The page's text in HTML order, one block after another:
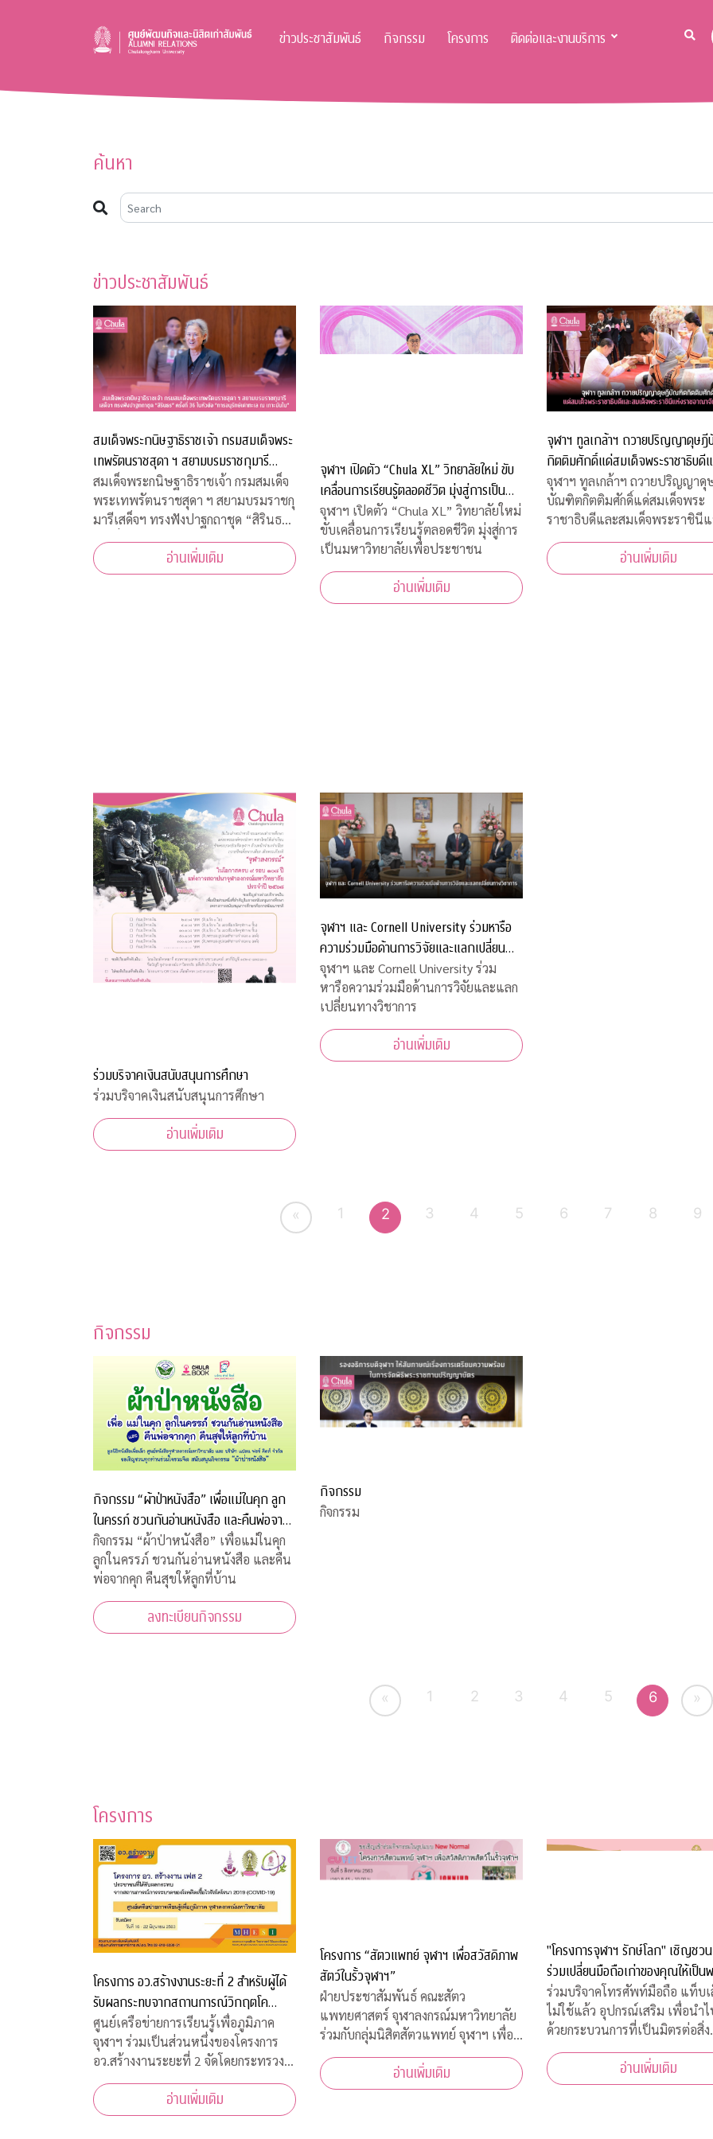
ข่าวประชาสัมพันธ์ กิจกรรม โครงการ ติดต่อและงานบริการ
ค้นหา
ข่าวประชาสัมพันธ์
สมเด็จพระกนิษฐาธิราชเจ้า กรมสมเด็จพระ
เทพรัตนราชสุดา ฯ สยามบรมราชกุมารี
เสด็จฯ ทรงฟังปาฐกถาชุด “สิรินธร” ครั้งที่
36 ในหัวข้อ “การอนุรักษ์เต่าทะเล ณ เกาะ
มันใน”
สมเด็จพระกนิษฐาธิราชเจ้า กรมสมเด็จ
พระเทพรัตนราชสุดา ฯ สยามบรมราชกุ
มารีเสด็จฯ ทรงฟังปาฐกถาชุด “สิรินธร”
ครั้งที่ 36 ในหัวข้อ “การอนุรักษ์เต่า
ทะเล ณ เกาะมันใน”
อ่านเพิ่มเติม
จุฬาฯ เปิดตัว “Chula XL” วิทยาลัยใหม่ ขับ
เคลื่อนการเรียนรู้ตลอดชีวิต มุ่งสู่การเป็น
มหาวิทยาลัยเพื่อประชาชน
จุฬาฯ เปิดตัว “Chula XL” วิทยาลัยใหม่
ขับเคลื่อนการเรียนรู้ตลอดชีวิต มุ่งสู่การ
เป็นมหาวิทยาลัยเพื่อประชาชน
อ่านเพิ่มเติม
จุฬาฯ ทูลเกล้าฯ ถวายปริญญาดุษ
กิตติมศักดิ์แด่สมเด็จพระราชาธิบดี
สมเด็จพระราชินีแห่งราชอาณาจักร
จุฬาฯ ทูลเกล้าฯ ถวายปริญญาดุ
บัณฑิตกิตติมศักดิ์แด่สมเด็จพระ
ราชาธิบดีและสมเด็จพระราชินี
อาณาจักรภูฏาน
อ่านเพิ่มเติม
ร่วมบริจาคเงินสนับสนุนการศึกษา
ร่วมบริจาคเงินสนับสนุนการศึกษา
อ่านเพิ่มเติม
จุฬาฯ และ Cornell University ร่วมหารือ
ความร่วมมือด้านการวิจัยและแลกเปลี่ยน
ทางวิชาการ
จุฬาฯ และ Cornell University ร่วม
หารือความร่วมมือด้านการวิจัยและแลก
เปลี่ยนทางวิชาการ
อ่านเพิ่มเติม
« 1 2 3 4 5 6 7 8 9
กิจกรรม
กิจกรรม “ผ้าป่าหนังสือ” เพื่อแม่ในคุก ลูก
ในครรภ์ ชวนกันอ่านหนังสือ และคืนพ่อจาก
คุก คืนสุขให้ลูกที่บ้าน
กิจกรรม “ผ้าป่าหนังสือ” เพื่อแม่ในคุก
ลูกในครรภ์ ชวนกันอ่านหนังสือ และคืน
พ่อจากคุก คืนสุขให้ลูกที่บ้าน
ลงทะเบียนกิจกรรม
กิจกรรม
กิจกรรม
« 1 2 3 4 5 6 »
โครงการ
โครงการ อว.สร้างงานระยะที่ 2 สำหรับผู้ได้
รับผลกระทบจากสถานการณ์วิกฤตโค
วิด-19
ศูนย์เครือข่ายการเรียนรู้เพื่อภูมิภาค
จุฬาฯ ร่วมเป็นส่วนหนึ่งของโครงการ
อว.สร้างงานระยะที่ 2 จัดโดยกระทรวง
การอุดมศึกษา วิทยาศาสตร์ วิจัยและ
นวัตกรรม เพื่อสร้างงานสำหรับผู้ได้รับ
ผลกระทบจากสถานการณ์วิกฤตโควิด-19
อ่านเพิ่มเติม
โครงการ “สัตวแพทย์ จุฬาฯ เพื่อสวัสดิภาพ
สัตว์ในรั้วจุฬาฯ”
ฝ่ายประชาสัมพันธ์ คณะสัตว
แพทยศาสตร์ จุฬาลงกรณ์มหาวิทยาลัย
ร่วมกับกลุ่มนิสิตสัตวแพทย์ จุฬาฯ เพื่อ
สวัสดิภาพสัตว์ ขอเชิญผู้สนใจเข้าร่วม
พิธีเปิด “โครงการ “สัตวแพทย์ จุฬาฯ
เพื่อสวัสดิภาพสัตว์ในรั้วจุฬาฯ” ในวัน
อ่านเพิ่มเติม
"โครงการจุฬาฯ รักษ์โลก" เชิญชว
ร่วมเปลี่ยนมือถือเก่าของคุณให้เป็น
ร่วมบริจาคโทรศัพท์มือถือ แท็บ
ไม่ใช้แล้ว อุปกรณ์เสริม เพื่อนำไ
ด้วยกระบวนการที่เป็นมิตรต่อสิ่ง
แวดล้อม มือถือเก่า/แท็บเล็ต 1 เครื่อง
โครงการฯ และ TES มอบเงิน
ให้กับ "กองทุนภูมิคุ้มกันบำบัดมะ
อ่านเพิ่มเติม